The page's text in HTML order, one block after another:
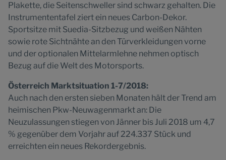
Plakette, die Seitenschweller sind schwarz gehalten. Die
Instrumententafel ziert ein neues Carbon-Dekor.
Sportsitze mit Suedia-Sitzbezug und weißen Nähten
sowie rote Sichtnähte an den Türverkleidungen vorne
und der optionalen Mittelarmlehne nehmen optisch
Bezug auf die Welt des Motorsports.
Österreich Marktsituation 1-7/2018:
Auch nach den ersten sieben Monaten hält der Trend am
heimischen Pkw-Neuwagenmarkt an: Die
Neuzulassungen stiegen von Jänner bis Juli 2018 um 4,7
% gegenüber dem Vorjahr auf 224.337 Stück und
erreichten ein neues Rekordergebnis.